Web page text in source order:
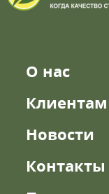
О нас
Клиентам
Новости
Контакты